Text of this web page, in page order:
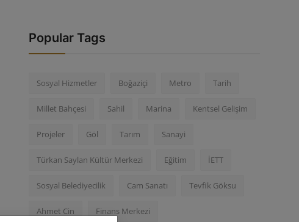
Popular Tags
Sosyal Hizmetler Boğaziçi Metro Tarih
Millet Bahçesi Sahil Marina Kentsel Gelişim
Projeler Göl Tarım Sanayi
Türkan Saylan Kültür Merkezi Eğitim İETT
Sosyal Belediyecilik Cam Sanatı Tevfik Göksu
Ahmet Cin Finans Merkezi